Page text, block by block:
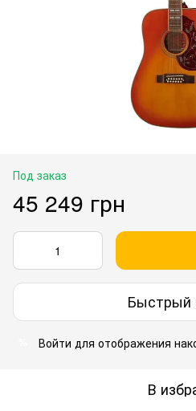
Под заказ
45 249 грн
Быстрый
Войти для отображения
В